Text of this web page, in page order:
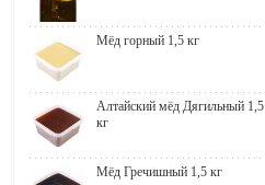
Мёд горный 1,5 кг
Алтайский мёд Дягильный 1,5
кг
Мёд Гречишный 1,5 кг